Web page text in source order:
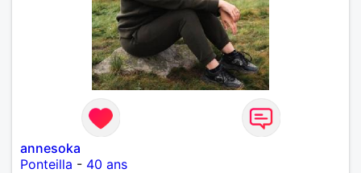
annesoka
Ponteilla - 40 ans